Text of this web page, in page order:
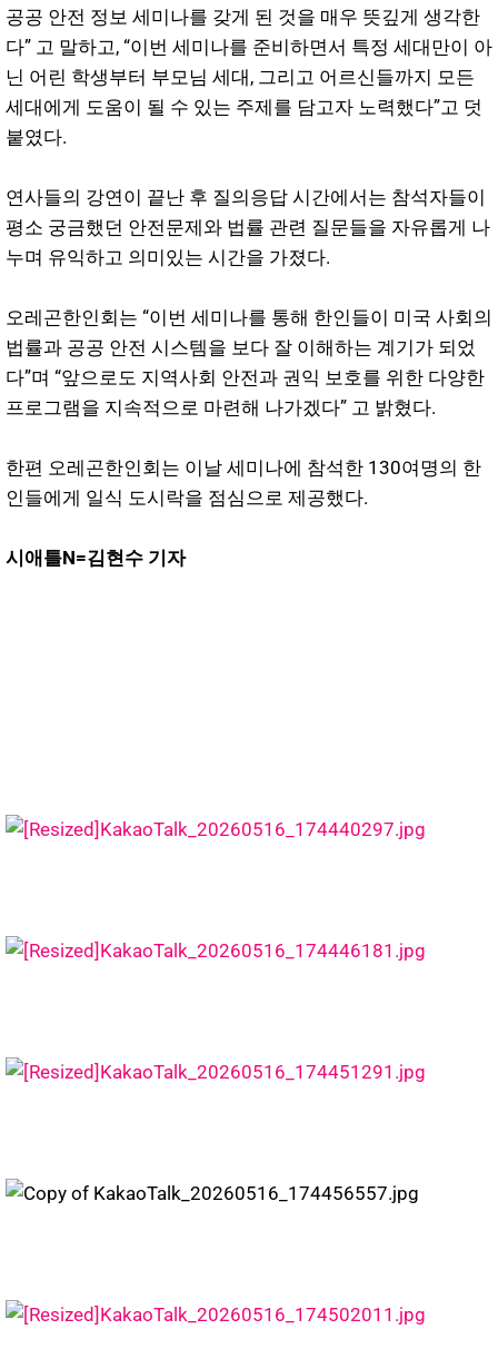
공공 안전 정보 세미나를 갖게 된 것을 매우 뜻깊게 생각한
다” 고 말하고, “이번 세미나를 준비하면서 특정 세대만이 아
닌 어린 학생부터 부모님 세대, 그리고 어르신들까지 모든
세대에게 도움이 될 수 있는 주제를 담고자 노력했다”고 덧
붙였다.
연사들의 강연이 끝난 후 질의응답 시간에서는 참석자들이
평소 궁금했던 안전문제와 법률 관련 질문들을 자유롭게 나
누며 유익하고 의미있는 시간을 가졌다.
오레곤한인회는 “이번 세미나를 통해 한인들이 미국 사회의
법률과 공공 안전 시스템을 보다 잘 이해하는 계기가 되었
다”며 “앞으로도 지역사회 안전과 권익 보호를 위한 다양한
프로그램을 지속적으로 마련해 나가겠다” 고 밝혔다.
한편 오레곤한인회는 이날 세미나에 참석한 130여명의 한
인들에게 일식 도시락을 점심으로 제공했다.
시애틀N=김현수 기자